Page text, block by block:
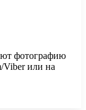
фотографию
Viber или на